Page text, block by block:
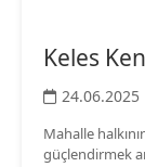
Keles
24.06.2025
Mahalle
güçlendirmek